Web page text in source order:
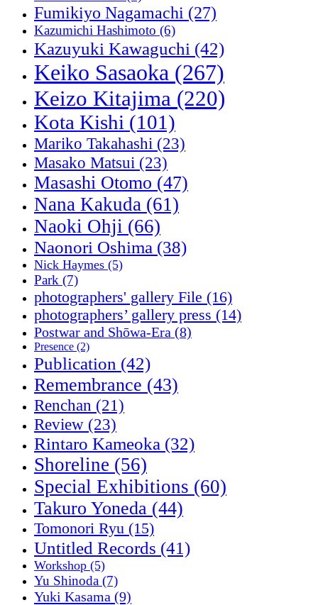
Fumikiyo Nagamachi (27)
Kazumichi Hashimoto (6)
Kazuyuki Kawaguchi (42)
Keiko Sasaoka (267)
Keizo Kitajima (220)
Kota Kishi (101)
Mariko Takahashi (23)
Masako Matsui (23)
Masashi Otomo (47)
Nana Kakuda (61)
Naoki Ohji (66)
Naonori Oshima (38)
Nick Haymes (5)
Park (7)
photographers' gallery File (16)
photographers’ gallery press (14)
Postwar and Shōwa-Era (8)
Presence (2)
Publication (42)
Remembrance (43)
Renchan (21)
Review (23)
Rintaro Kameoka (32)
Shoreline (56)
Special Exhibitions (60)
Takuro Yoneda (44)
Tomonori Ryu (15)
Untitled Records (41)
Workshop (5)
Yu Shinoda (7)
Yuki Kasama (9)